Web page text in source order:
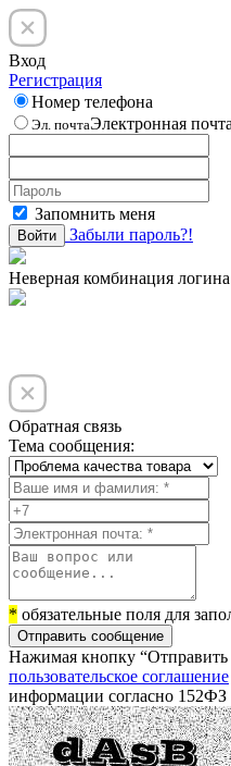
Вход
Регистрация
Номер телефона
Эл. почтаЭлектронная почта
Запомнить меня
Войти Забыли пароль?!
Неверная комбинация
Обратная связь
Тема сообщения:
* обязательные поля для
Отправить сообщение
Нажимая кнопку
пользовательское соглашение
информации согласно 152ФЗ